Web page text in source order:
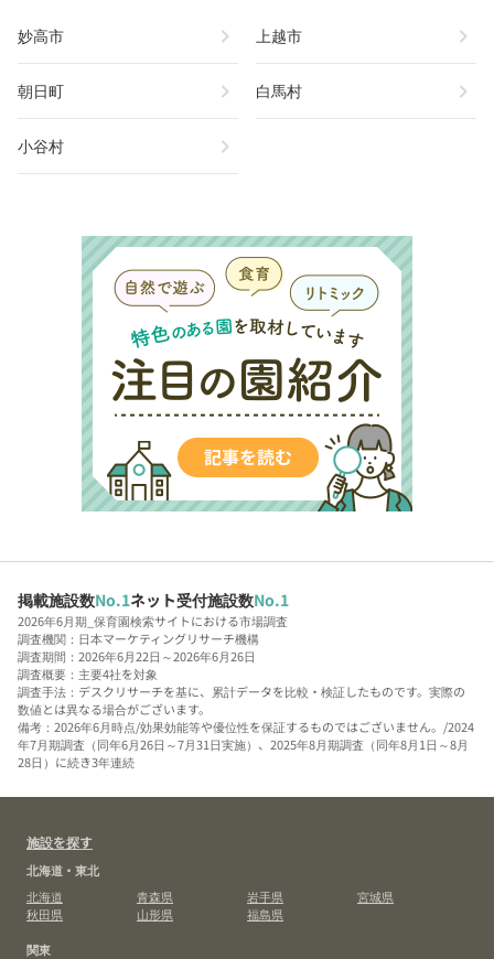
妙高市 chevron_right 上越市 chevron_right
朝日町 chevron_right 白馬村 chevron_right
小谷村 chevron_right
掲載施設数No.1ネット受付施設数No.1
2026年6月期_保育園検索サイトにおける市場調査
調査機関：日本マーケティングリサーチ機構
調査期間：2026年6月22日～2026年6月26日
調査概要：主要4社を対象
調査手法：デスクリサーチを基に、累計データを比較・検証したものです。実際の
数値とは異なる場合がございます。
備考：2026年6月時点/効果効能等や優位性を保証するものではございません。/2024
年7月期調査（同年6月26日～7月31日実施）、2025年8月期調査（同年8月1日～8月
28日）に続き3年連続
施設を探す
北海道・東北
北海道
青森県 岩手県
宮城県
秋田県
山形県
福島県
関東